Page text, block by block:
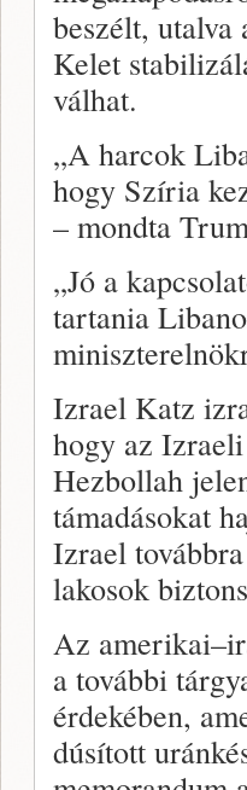
beszélt,
Kelet
válhat.
„A harcok
hogy Szíria
– mondta
„Jó a
tartania
Izrael Katz
hogy az
Hezbollah
támadásokat
Izrael
lakosok
Az
a további
érdekében,
dúsított